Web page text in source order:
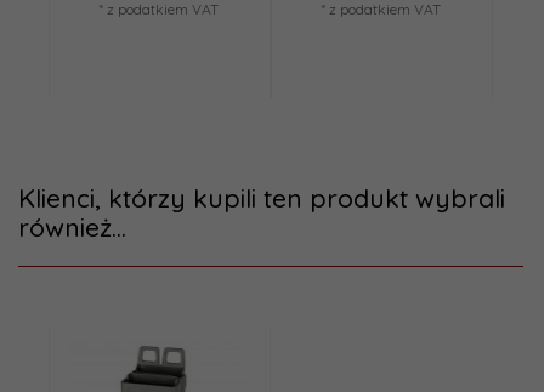
* z podatkiem VAT * z podatkiem VAT
Klienci, którzy kupili ten produkt wybrali
również...